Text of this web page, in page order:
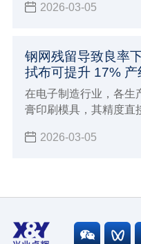
“清洁神器”，堪称工业
2026-03-05
钢网残留导致良率
拭布可提升 17% 产
在电子制造行业，各生
膏印刷模具，其精度直
2026-03-05